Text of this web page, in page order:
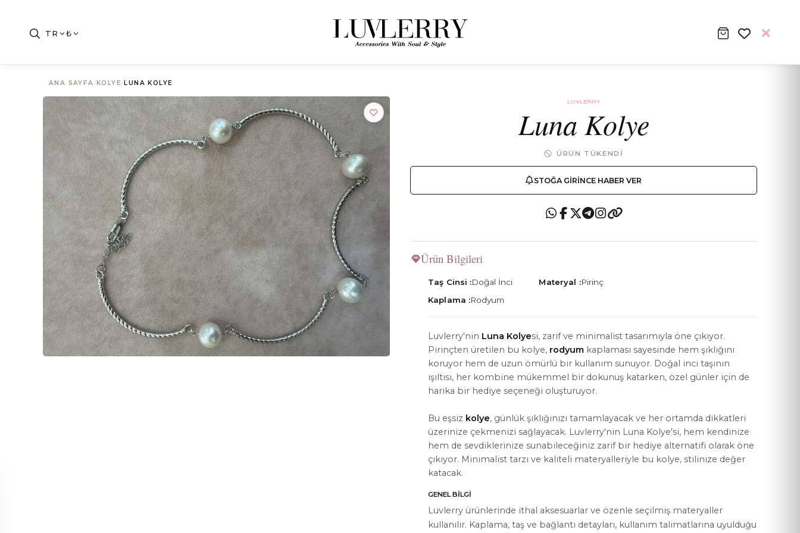
Luvlerry Dünyasına Katılın
Yeni koleksiyon ve özel kampanyalardan ilk siz haberdar olun.
HAKKIMIZDA
Hakkımızda
Bize Ulaşın
Instagram
WhatsApp
YASAL KOŞULLAR
Mesafeli Satış Sözleşmesi
Gizlilik Politikası
KVKK Aydınlatma Metni
Çerez Politikası
TR ₺
ANA SAYFA/KOLYE/LUNA KOLYE
LUVLERRY
Luna Kolye
ÜRÜN TÜKENDI
STOĞA GIRINCE HABER VER
Ürün Bilgileri
Taş Cinsi :Doğal İnci
Kaplama :Rodyum
Materyal :Pirinç
Luvlerry'nin Luna Kolyesi, zarif ve minimalist tasarımıyla öne çıkıyor.
Pirinçten üretilen bu kolye, rodyum kaplaması sayesinde hem şıklığını
koruyor hem de uzun ömürlü bir kullanım sunuyor. Doğal inci taşının
ışıltısı, her kombine mükemmel bir dokunuş katarken, özel günler için de
harika bir hediye seçeneği oluşturuyor.
Bu eşsiz kolye, günlük şıklığınızı tamamlayacak ve her ortamda dikkatleri
üzerinize çekmenizi sağlayacak. Luvlerry'nin Luna Kolye'si, hem kendinize
hem de sevdiklerinize sunabileceğiniz zarif bir hediye alternatifi olarak öne
çıkıyor. Minimalist tarzı ve kaliteli materyalleriyle bu kolye, stilinize değer
katacak.
GENEL BILGI
Luvlerry ürünlerinde ithal aksesuarlar ve özenle seçilmiş materyaller
kullanılır. Kaplama, taş ve bağlantı detayları, kullanım talimatlarına uyulduğu